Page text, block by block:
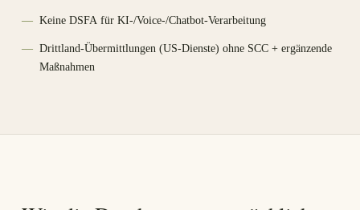
Keine DSFA für KI-/Voice-/Chatbot-Verarbeitung
Drittland-Übermittlungen (US-Dienste) ohne SCC + ergänzende
Maßnahmen